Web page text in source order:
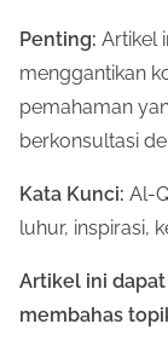
Penting: Artikel
menggantikan
pemahaman
berkonsultasi
Kata Kunci: Al-
luhur, inspirasi,
Artikel ini
membahas